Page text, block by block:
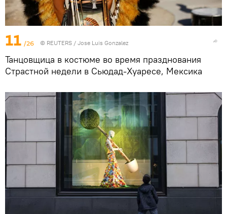
11 /26 © REUTERS / Jose Luis Gonzalez
Танцовщица в костюме во время празднования
Страстной недели в Сьюдад-Хуаресе, Мексика